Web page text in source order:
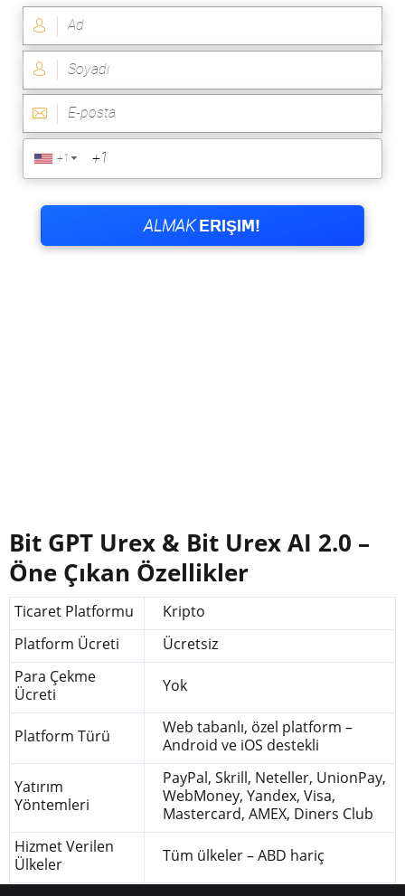
Bit GPT Urex & Bit Urex AI 2.0 –
Öne Çıkan Özellikler
Ticaret Platformu
Kripto
Platform Ücreti
Ücretsiz
Para Çekme
Ücreti
Yok
Platform Türü
Web tabanlı, özel platform –
Android ve iOS destekli
Yatırım
Yöntemleri
PayPal, Skrill, Neteller, UnionPay,
WebMoney, Yandex, Visa,
Mastercard, AMEX, Diners Club
Hizmet Verilen
Ülkeler
Tüm ülkeler – ABD hariç